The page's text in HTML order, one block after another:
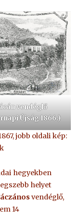
vendéglő
Újság 1866.)
jobb oldali kép:
hegyekben
helyet
vendéglő,
14